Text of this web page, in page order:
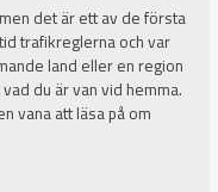
det är ett av de första
trafikreglerna och var
land eller en region
du är van vid hemma.
vana att läsa på om